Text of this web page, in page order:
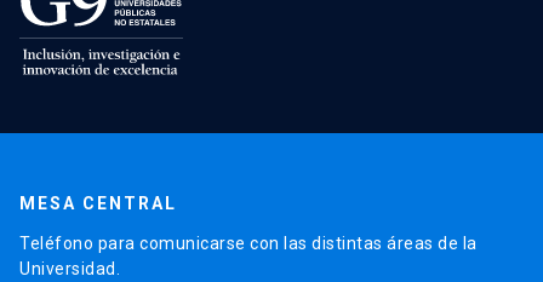
MESA CENTRAL
Teléfono para comunicarse con las distintas áreas de la
Universidad.